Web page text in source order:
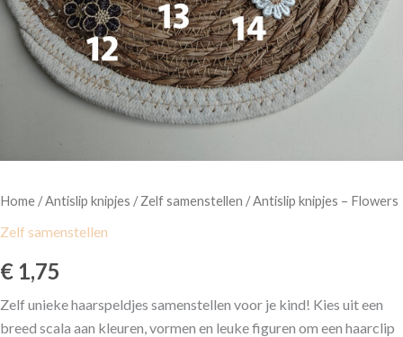
Home /Antislip knipjes /Zelf samenstellen / Antislip knipjes – Flowers
Zelf samenstellen
€ 1,75
Zelf unieke haarspeldjes samenstellen voor je kind! Kies uit een
breed scala aan kleuren, vormen en leuke figuren om een haarclip